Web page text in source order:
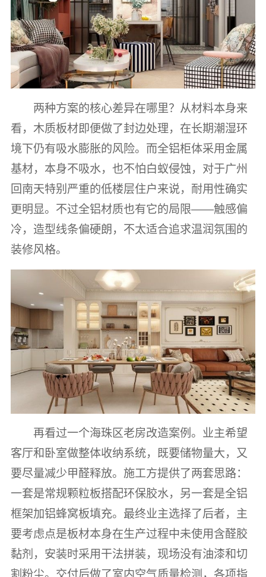
两种方案的核心差异在哪里？从材料本身来
看，木质板材即便做了封边处理，在长期潮湿环
境下仍有吸水膨胀的风险。而全铝柜体采用金属
基材，本身不吸水，也不怕白蚁侵蚀，对于广州
回南天特别严重的低楼层住户来说，耐用性确实
更明显。不过全铝材质也有它的局限——触感偏
冷，造型线条偏硬朗，不太适合追求温润氛围的
装修风格。
再看过一个海珠区老房改造案例。业主希望
客厅和卧室做整体收纳系统，既要储物量大，又
要尽量减少甲醛释放。施工方提供了两套思路：
一套是常规颗粒板搭配环保胶水，另一套是全铝
框架加铝蜂窝板填充。最终业主选择了后者，主
要考虑点是板材本身在生产过程中未使用含醛胶
黏剂，安装时采用干法拼装，现场没有油漆和切
割粉尘。交付后做了室内空气质量检测，各项指